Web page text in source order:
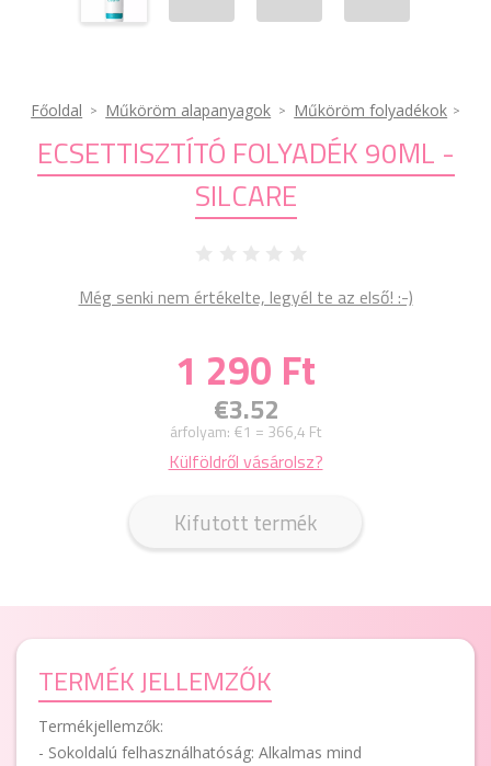
Főoldal Műköröm alapanyagok Műköröm folyadékok
ECSETTISZTÍTÓ FOLYADÉK 90ML -
SILCARE
Még senki nem értékelte, legyél te az első! :-)
1 290 Ft
€3.52
árfolyam: €1 = 366,4 Ft
Külföldről vásárolsz?
Kifutott termék
TERMÉK JELLEMZŐK
Termékjellemzők:
- Sokoldalú felhasználhatóság: Alkalmas mind